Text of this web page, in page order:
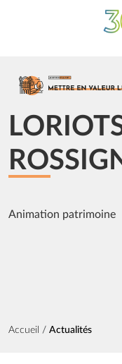
Aller au contenu
Image
Animation patrimoine
Fil d'Ariane
Accueil Actualités